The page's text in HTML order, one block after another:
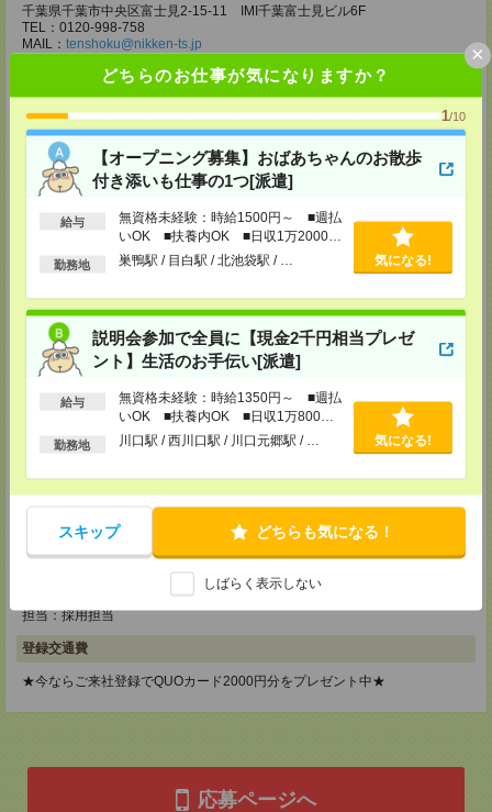
どちらのお仕事が気になりますか？
1/10
【オープニング募集】おばあちゃんのお散歩
付き添いも仕事の1つ[派遣]
給与
無資格未経験：時給1500円～ ■週払
いOK ■扶養内OK ■日収1万2000円
以上
勤務地 巣鴨駅 / 目白駅 / 北池袋駅 / … 気になる!
説明会参加で全員に【現金2千円相当プレゼ
ント】生活のお手伝い[派遣]
給与
無資格未経験：時給1350円～ ■週払
いOK ■扶養内OK ■日収1万800円
以上
勤務地 川口駅 / 西川口駅 / 川口元郷駅 / … 気になる!
スキップ どちらも気になる！
しばらく表示しない
×
千葉県千葉市中央区富士見2-15-11 IMI千葉富士見ビル6F
TEL：0120-998-758
MAIL： tenshoku@nikken-ts.jp
メディカルケア事業部 柏オフィス
千葉県柏市末広町5-19 第12関口ビル7F 705号室
TEL：0120-935-218
MAIL：tenshoku@nikken-ts.jp
担当：採用担当
メディカルケア事業部 新宿オフィス
東京都新宿区新宿2-3-10 新宿御苑ビル6階
TEL：0120-457-235
tenshoku@nikken-ts.jp
担当：採用担当
メディカルケア事業部 立川事業部
東京都立川市錦町1-12-14
TEL：0120-934-200
MAIL：tenshoku@nikken-ts.jp
担当：採用担当
メディカルケア事業部 町田オフィス
MAIL：tenshoku@nikken-ts.jp
担当：採用担当
メディカルケア事業部 横浜オフィス
神奈川県横浜市保土ケ谷区神戸町134 横浜ビジネスパークサウスタワー
tenshoku@nikken-ts.jp
担当：採用担当
登録交通費
★今ならご来社登録でQUOカード2000円分をプレゼント中★
応募ページへ